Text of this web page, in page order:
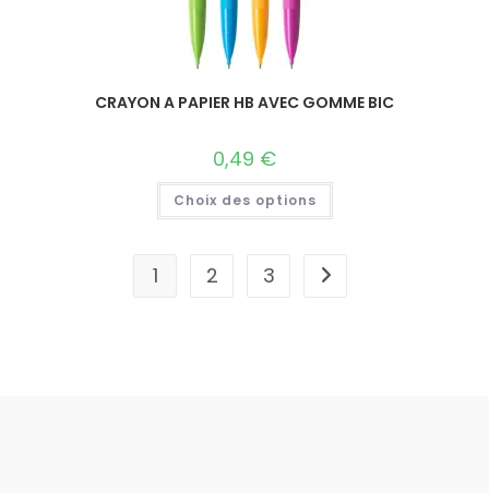
CRAYON A PAPIER HB AVEC GOMME BIC
0,49 €
Choix des options
1 2 3